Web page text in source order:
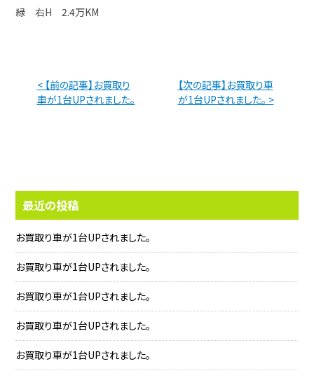
緑 右H 2.4万KM
< 【前の記事】お買取り
車が1台UPされました。
【次の記事】お買取り車
が1台UPされました。 >
最近の投稿
お買取り車が1台UPされました。
お買取り車が1台UPされました。
お買取り車が1台UPされました。
お買取り車が1台UPされました。
お買取り車が1台UPされました。